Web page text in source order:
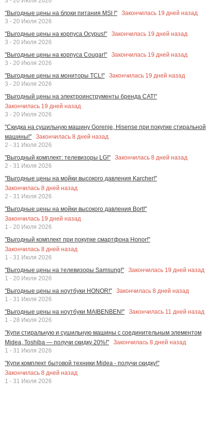
"Выгодные цены на блоки питания MSI !"
Закончилась 19 дней назад
3 - 20 Июля 2026
"Выгодные цены на корпуса Ocypus!"
Закончилась 19 дней назад
3 - 20 Июля 2026
"Выгодные цены на корпуса Cougar!"
Закончилась 19 дней назад
3 - 20 Июля 2026
"Выгодные цены на мониторы TCL!"
Закончилась 19 дней назад
3 - 20 Июля 2026
"Выгодный цены на электроинструменты бренда CAT!"
Закончилась 19 дней назад
3 - 20 Июля 2026
"Скидка на сушильную машину Gorenje, Hisense при покупке стиральной
машины!"
Закончилась 8 дней назад
2 - 31 Июля 2026
"Выгодный комплект: телевизоры LG!"
Закончилась 8 дней назад
2 - 31 Июля 2026
"Выгодные цены на мойки высокого давления Karcher!"
Закончилась 8 дней назад
2 - 31 Июля 2026
"Выгодные цены на мойки высокого давления Bort!"
Закончилась 19 дней назад
1 - 20 Июля 2026
"Выгодный комплект при покупке смартфона Honor!"
Закончилась 8 дней назад
1 - 31 Июля 2026
"Выгодные цены на телевизоры Samsung!"
Закончилась 19 дней назад
1 - 20 Июля 2026
"Выгодные цены на ноутбуки HONOR!"
Закончилась 8 дней назад
1 - 31 Июля 2026
"Выгодные цены на ноутбуки MAIBENBEN!"
Закончилась 11 дней назад
1 - 28 Июля 2026
"Купи стиральную и сушильную машины с соединительным элементом
Midea, Toshiba — получи скидку 20%!"
Закончилась 8 дней назад
1 - 31 Июля 2026
"Купи комплект бытовой техники Midea - получи скидку!"
Закончилась 8 дней назад
1 - 31 Июля 2026